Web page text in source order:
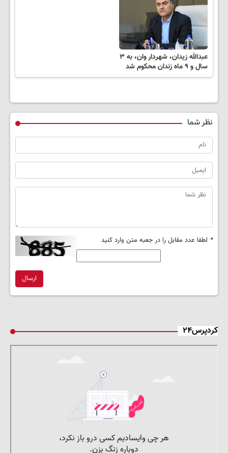
عبدالله زیدان، شهردار وان، به ۳
سال و ۹ ماه زندان محکوم شد
نظر شما
* لطفا عدد مقابل را در جعبه متن وارد کنید
ارسال
کردپرس۲۴